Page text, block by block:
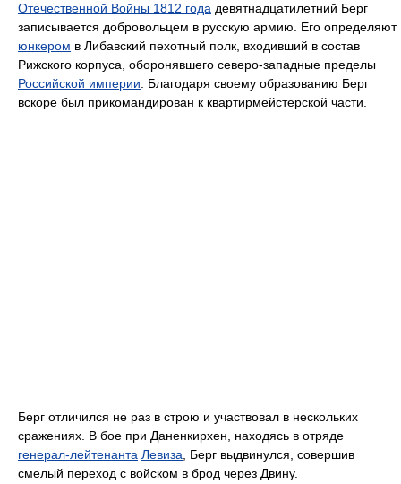
Отечественной Войны 1812 года девятнадцатилетний Берг
записывается добровольцем в русскую армию. Его определяют
юнкером в Либавский пехотный полк, входивший в состав
Рижского корпуса, оборонявшего северо-западные пределы
Российской империи . Благодаря своему образованию Берг
вскоре был прикомандирован к квартирмейстерской части.
Берг отличился не раз в строю и участвовал в нескольких
сражениях. В бое при Даненкирхен, находясь в отряде
генерал-лейтенанта Левиза , Берг выдвинулся, совершив
смелый переход с войском в брод через Двину.